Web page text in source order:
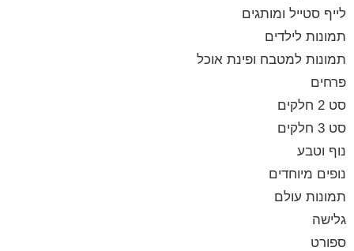
לייף סטייל ומותגים
תמונות לילדים
תמונות למטבח ופינת אוכל
פרחים
סט 2 חלקים
סט 3 חלקים
נוף וטבע
נופים מיוחדים
תמונות עולם
גלישה
ספורט